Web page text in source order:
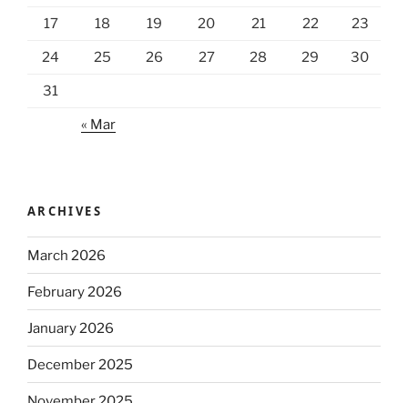
17 18 19 20 21 22 23
24 25 26 27 28 29 30
31
« Mar
ARCHIVES
March 2026
February 2026
January 2026
December 2025